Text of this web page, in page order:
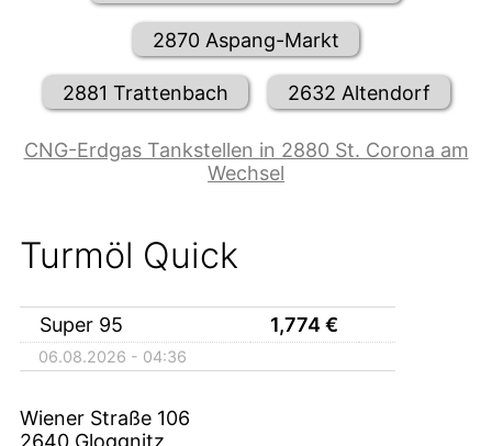
2870 Aspang-Markt
2881 Trattenbach 2632 Altendorf
CNG-Erdgas Tankstellen in 2880 St. Corona am
Wechsel
Turmöl Quick
Super 95 1,774€
06.08.2026 - 04:36
Wiener Straße 106
2640 Gloggnitz